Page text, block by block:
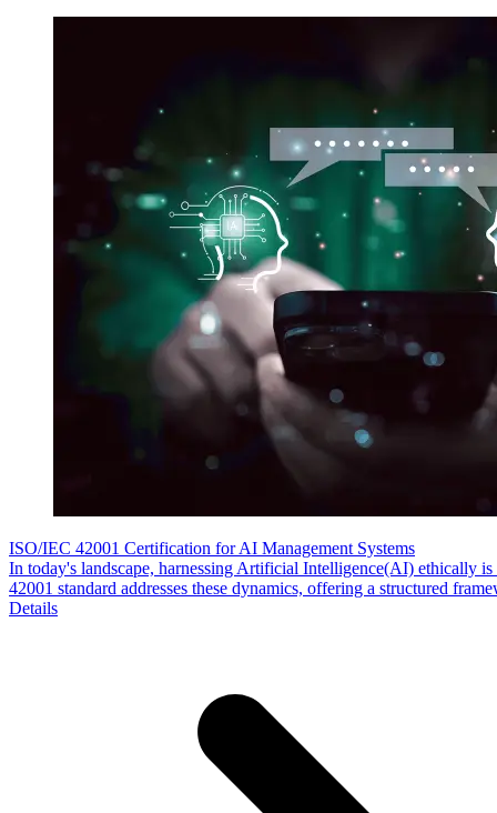
ISO/IEC 42001 Certification for AI Management Systems
In today's landscape, harnessing Artificial Intelligence(AI) ethically
42001 standard addresses these dynamics, offering a structured
Details